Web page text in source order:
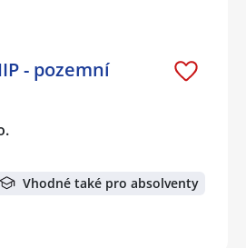
- pozemní
Vhodné také pro absolventy